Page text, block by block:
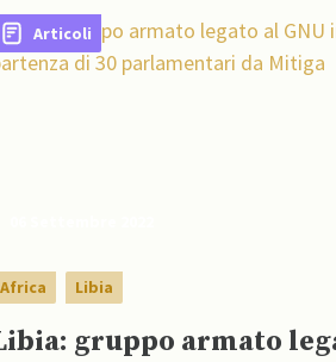
di Tabulazione Nazionale dei
Definitivi per le Elezioni
Articoli
Africa Libia
gruppo armato